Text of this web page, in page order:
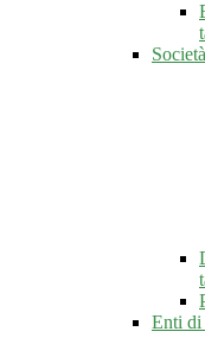
Enti di